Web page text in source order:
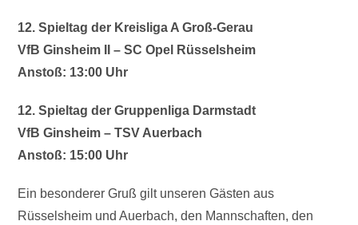
12. Spieltag der Kreisliga A Groß-Gerau
VfB Ginsheim II – SC Opel Rüsselsheim
Anstoß: 13:00 Uhr
12. Spieltag der Gruppenliga Darmstadt
VfB Ginsheim – TSV Auerbach
Anstoß: 15:00 Uhr
Ein besonderer Gruß gilt unseren Gästen aus
Rüsselsheim und Auerbach, den Mannschaften, den